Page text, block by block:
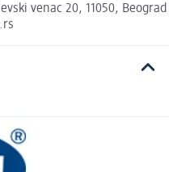
venac 20, 11050, Beograd